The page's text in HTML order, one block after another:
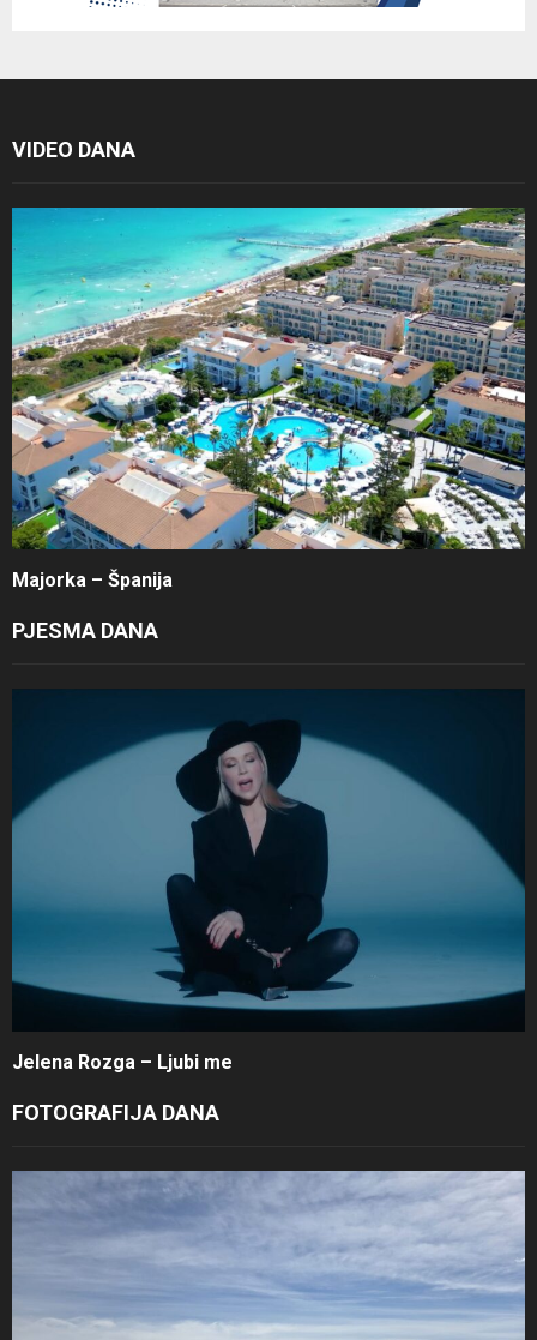
VIDEO DANA
Majorka – Španija
PJESMA DANA
Jelena Rozga – Ljubi me
FOTOGRAFIJA DANA